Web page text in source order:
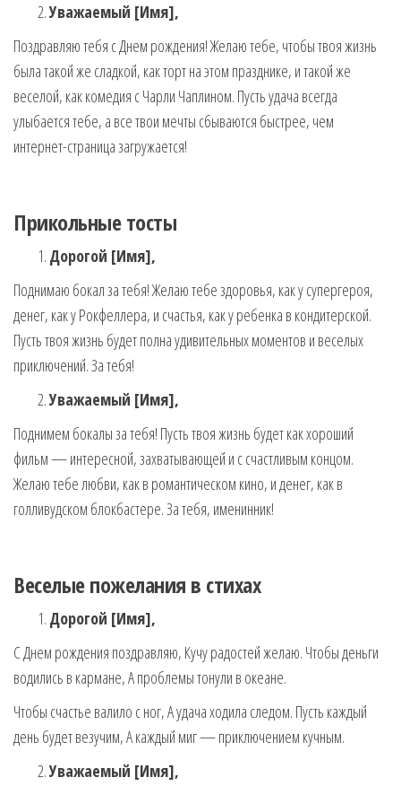
Уважаемый [Имя],
Поздравляю тебя с Днем рождения! Желаю тебе, чтобы твоя жизнь
была такой же сладкой, как торт на этом празднике, и такой же
веселой, как комедия с Чарли Чаплином. Пусть удача всегда
улыбается тебе, а все твои мечты сбываются быстрее, чем
интернет-страница загружается!
Прикольные тосты
Дорогой [Имя],
Поднимаю бокал за тебя! Желаю тебе здоровья, как у супергероя,
денег, как у Рокфеллера, и счастья, как у ребенка в кондитерской.
Пусть твоя жизнь будет полна удивительных моментов и веселых
приключений. За тебя!
Уважаемый [Имя],
Поднимем бокалы за тебя! Пусть твоя жизнь будет как хороший
фильм — интересной, захватывающей и с счастливым концом.
Желаю тебе любви, как в романтическом кино, и денег, как в
голливудском блокбастере. За тебя, именинник!
Веселые пожелания в стихах
Дорогой [Имя],
С Днем рождения поздравляю, Кучу радостей желаю. Чтобы деньги
водились в кармане, А проблемы тонули в океане.
Чтобы счастье валило с ног, А удача ходила следом. Пусть каждый
день будет везучим, А каждый миг — приключением кучным.
Уважаемый [Имя],